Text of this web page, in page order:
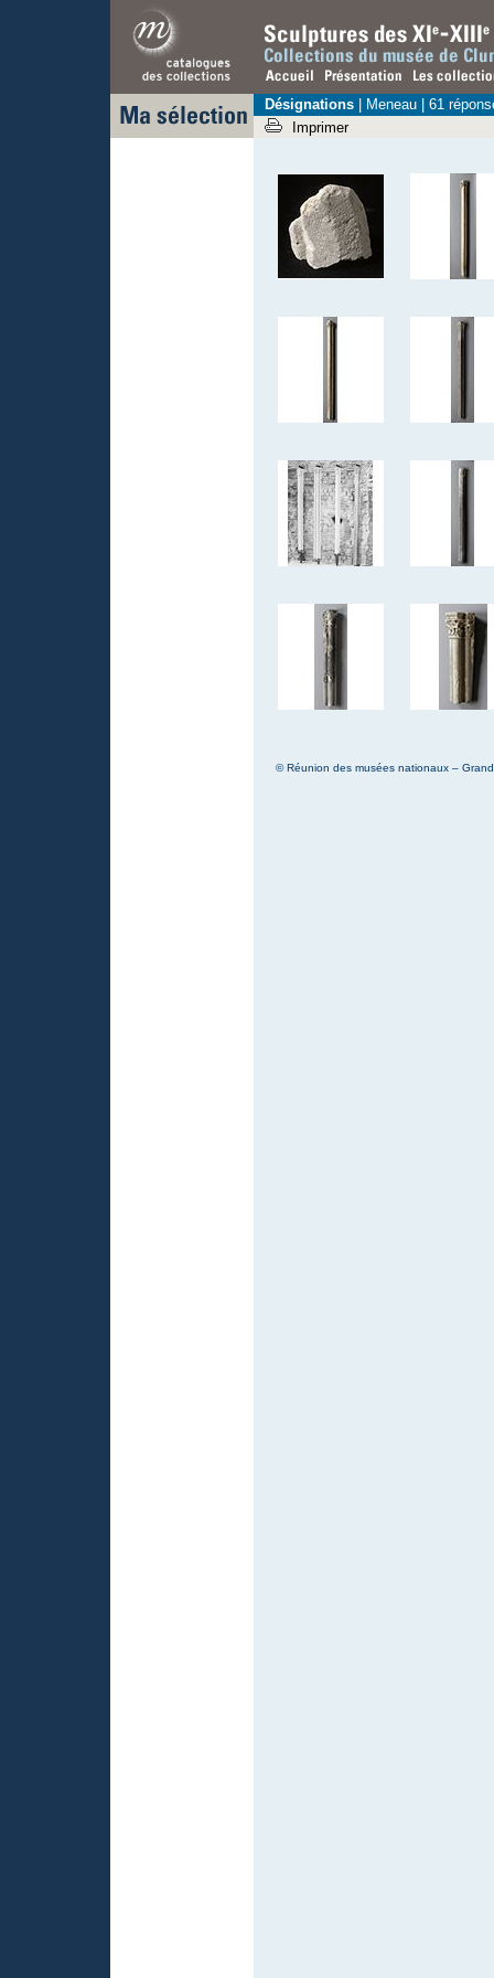
Désignations | Meneau | 61
Imprimer
© Réunion des musées nationaux –